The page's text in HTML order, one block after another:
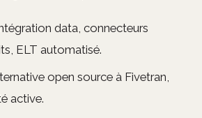
data, connecteurs
ELT automatisé.
open source à Fivetran,
active.